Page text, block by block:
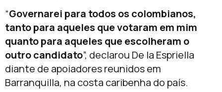
“Governarei para todos os colombianos,
tanto para aqueles que votaram em mim
quanto para aqueles que escolheram o
outro candidato”, declarou De la Espriella
diante de apoiadores reunidos em
Barranquilla, na costa caribenha do país.